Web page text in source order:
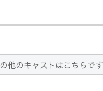
他のキャストはこちらです